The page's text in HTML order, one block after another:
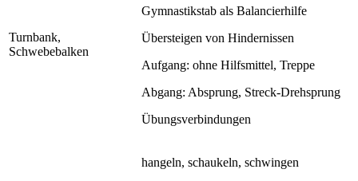
Turnbank,
Schwebebalken
Gymnastikstab als Balancierhilfe
Übersteigen von Hindernissen
Aufgang: ohne Hilfsmittel, Treppe
Abgang: Absprung, Streck-Drehsprung
Übungsverbindungen
hangeln, schaukeln, schwingen